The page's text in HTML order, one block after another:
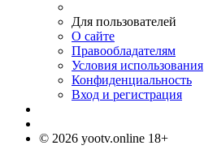
Для пользователей
О сайте
Правообладателям
Условия использования
Конфиденциальность
Вход и регистрация
© 2026 yootv.online 18+